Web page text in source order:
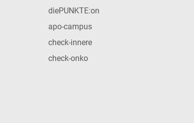
diePUNKTE:on
apo-campus
check-innere
check-onko